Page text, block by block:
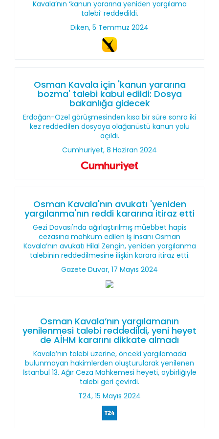
Kavala’nın ‘kanun yararına yeniden yargılama
talebi’ reddedildi.
Diken, 5 Temmuz 2024
Osman Kavala için 'kanun yararına
bozma' talebi kabul edildi: Dosya
bakanlığa gidecek
Erdoğan-Özel görüşmesinden kısa bir süre sonra iki
kez reddedilen dosyaya olağanüstü kanun yolu
açıldı.
Cumhuriyet, 8 Haziran 2024
Osman Kavala'nın avukatı 'yeniden
yargılanma'nın reddi kararına itiraz etti
Gezi Davası'nda ağırlaştırılmış müebbet hapis
cezasına mahkum edilen iş insanı Osman
Kavala’nın avukatı Hilal Zengin, yeniden yargılanma
talebinin reddedilmesine ilişkin karara itiraz etti.
Gazete Duvar, 17 Mayıs 2024
Osman Kavala’nın yargılamanın
yenilenmesi talebi reddedildi, yeni heyet
de AİHM kararını dikkate almadı
Kavala’nın talebi üzerine, önceki yargılamada
bulunmayan hakimlerden oluşturularak yenilenen
İstanbul 13. Ağır Ceza Mahkemesi heyeti, oybirliğiyle
talebi geri çevirdi.
T24, 15 Mayıs 2024